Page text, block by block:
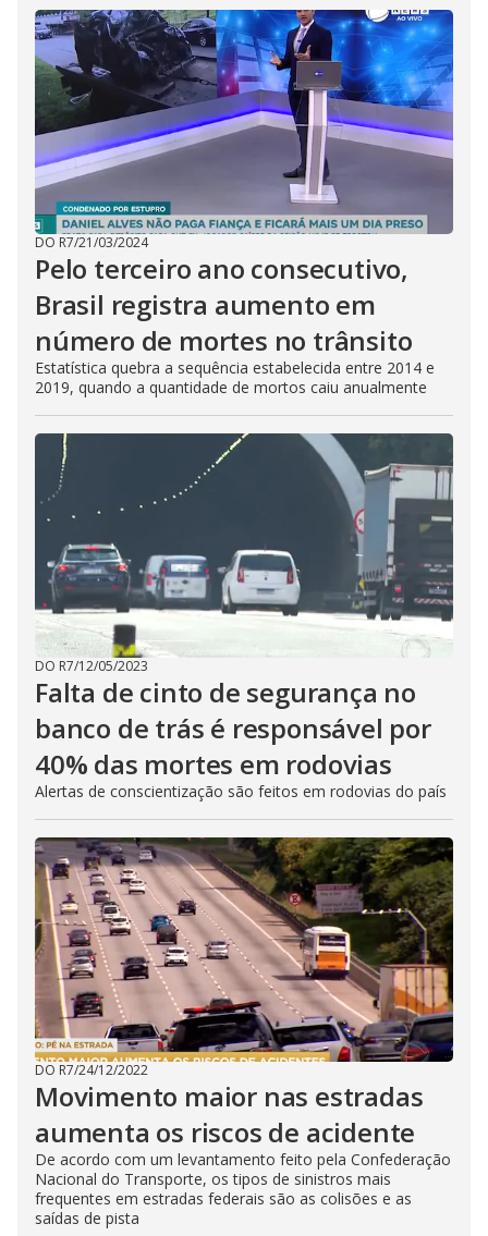
DO R7/21/03/2024
Pelo terceiro ano consecutivo,
Brasil registra aumento em
número de mortes no trânsito
Estatística quebra a sequência estabelecida entre 2014 e
2019, quando a quantidade de mortos caiu anualmente
DO R7/12/05/2023
Falta de cinto de segurança no
banco de trás é responsável por
40% das mortes em rodovias
Alertas de conscientização são feitos em rodovias do país
DO R7/24/12/2022
Movimento maior nas estradas
aumenta os riscos de acidente
De acordo com um levantamento feito pela Confederação
Nacional do Transporte, os tipos de sinistros mais
frequentes em estradas federais são as colisões e as
saídas de pista